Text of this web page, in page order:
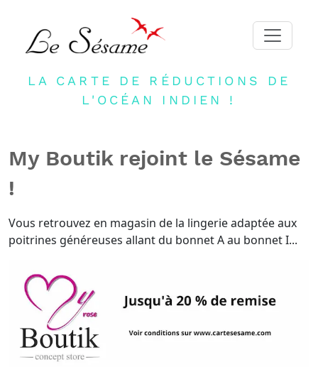
ACCUEIL
BLOG
DEVENIR PARTENAIRE
LA CARTE DE RÉDUCTIONS DE
L'OCÉAN INDIEN !
My Boutik rejoint le Sésame
!
Vous retrouvez en magasin de la lingerie adaptée aux
poitrines généreuses allant du bonnet A au bonnet I...